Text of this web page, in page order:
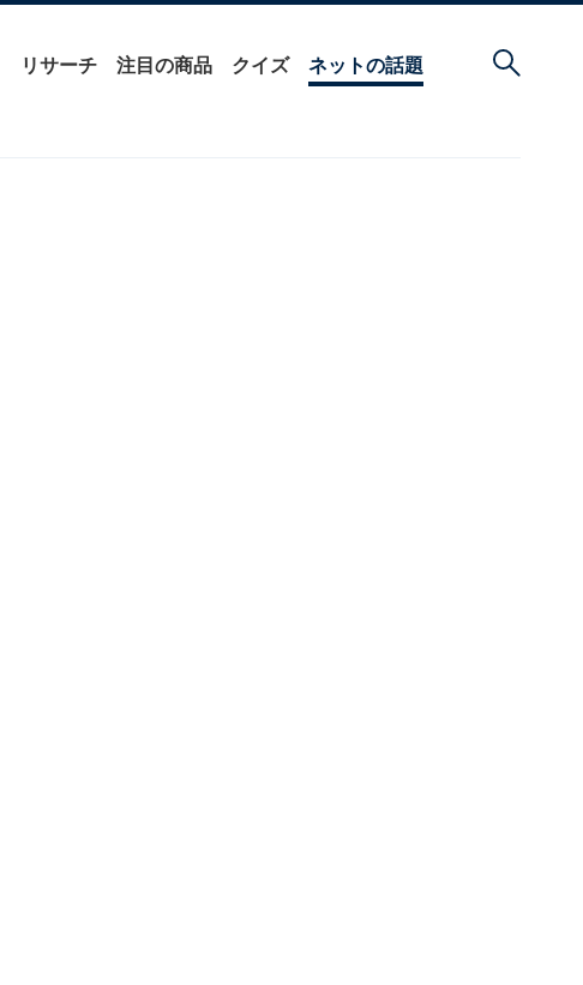
リサーチ 注目の商品 クイズ ネットの話題